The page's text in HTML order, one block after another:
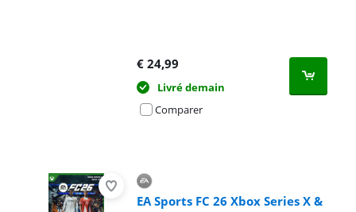
€ 24,99
Livré demain
Comparer
EA Sports FC 26 Xbox Series X &